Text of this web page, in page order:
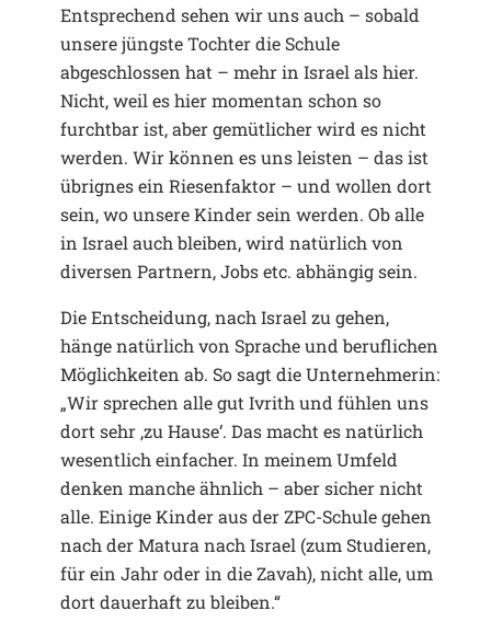
Entsprechend sehen wir uns auch – sobald
unsere jüngste Tochter die Schule
abgeschlossen hat – mehr in Israel als hier.
Nicht, weil es hier momentan schon so
furchtbar ist, aber gemütlicher wird es nicht
werden. Wir können es uns leisten – das ist
übrignes ein Riesenfaktor – und wollen dort
sein, wo unsere Kinder sein werden. Ob alle
in Israel auch bleiben, wird natürlich von
diversen Partnern, Jobs etc. abhängig sein.
Die Entscheidung, nach Israel zu gehen,
hänge natürlich von Sprache und beruflichen
Möglichkeiten ab. So sagt die Unternehmerin:
„Wir sprechen alle gut Ivrith und fühlen uns
dort sehr ‚zu Hause‘. Das macht es natürlich
wesentlich einfacher. In meinem Umfeld
denken manche ähnlich – aber sicher nicht
alle. Einige Kinder aus der ZPC-Schule gehen
nach der Matura nach Israel (zum Studieren,
für ein Jahr oder in die Zavah), nicht alle, um
dort dauerhaft zu bleiben.“